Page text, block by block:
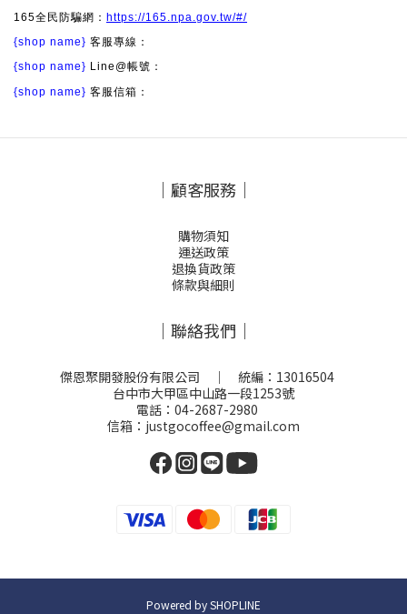
165全民防騙網： https://165.npa.gov.tw/#/
{shop name} 客服專線：
{shop name} Line@帳號：
{shop name} 客服信箱：
｜顧客服務｜
購物須知
運送政策
退換貨政策
條款與細則
｜聯絡我們｜
傑恩聚開發股份有限公司 ｜ 統編：13016504
台中市大甲區中山路一段1253號
電話：04-2687-2980
信箱：justgocoffee@gmail.com
Powered by SHOPLINE